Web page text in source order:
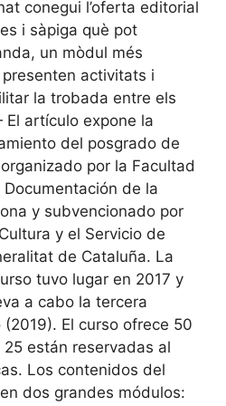
conegui l’oferta editorial
i sàpiga què pot
un mòdul més
activitats i
la trobada entre els
artículo expone la
del posgrado de
por la Facultad
de la
y subvencionado por
y el Servicio de
de Cataluña. La
tuvo lugar en 2017 y
a cabo la tercera
El curso ofrece 50
están reservadas al
Los contenidos del
dos grandes módulos: